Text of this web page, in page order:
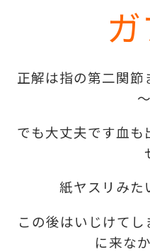
正解は指の第二関
でも大丈夫です血
紙ヤスリみた
この後はいじけて
に来な